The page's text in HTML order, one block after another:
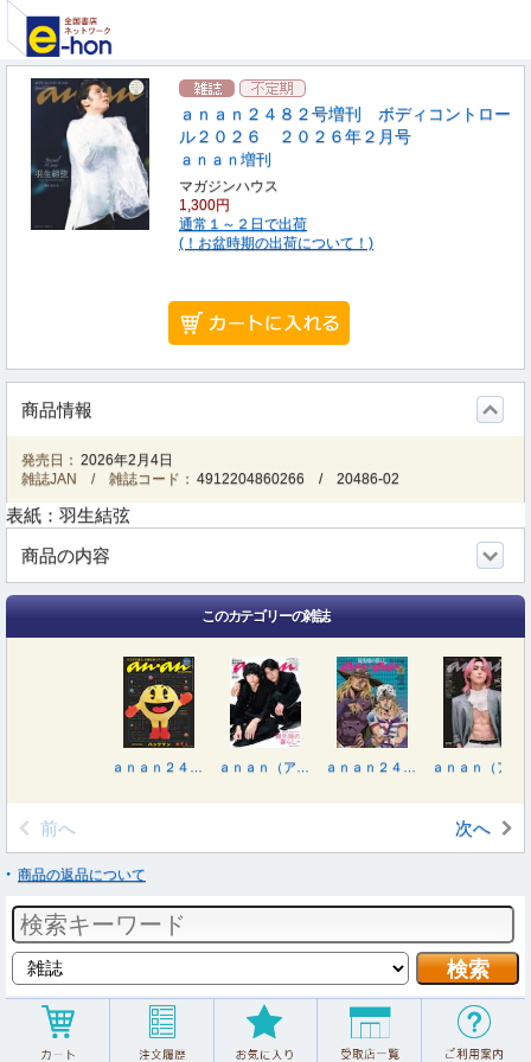
ａｎａｎ２４８２号増刊 ボディコントロー
ル２０２６ ２０２６年２月号
ａｎａｎ増刊
マガジンハウス
1,300円
通常１～２日で出荷
(！お盆時期の出荷について！)
商品情報
発売日： 2026年2月4日
雑誌JAN / 雑誌コード： 4912204860266 /20486-02
表紙：羽生結弦
商品の内容
このカテゴリーの雑誌
前へ 次へ
商品の返品について